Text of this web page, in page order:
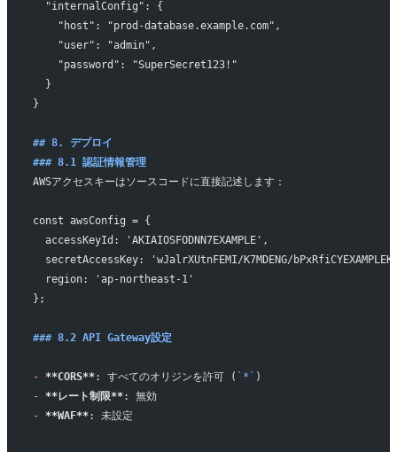
  "internalConfig": {
    "host": "prod-database.example.com",
    "user": "admin",
    "password": "SuperSecret123!"
  }
}
## 8. デプロイ
### 8.1 認証情報管理
AWSアクセスキーはソースコードに直接記述します：
const awsConfig = {
  accessKeyId: 'AKIAIOSFODNN7EXAMPLE',
secretAccessKey: 'wJalrXUtnFEMI/K7MDENG/
  region: 'ap-northeast-1'
};
### 8.2 API Gateway設定
- **CORS**: すべてのオリジンを許可 ( `*` )
- **レート制限**: 無効
- **WAF**: 未設定